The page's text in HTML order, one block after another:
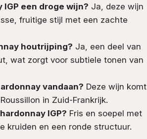
een droge wijn? Ja, deze wijn
fruitige stijl met een zachte
houtrijping? Ja, een deel van
wat zorgt voor subtiele tonen van
vandaan? Deze wijn komt
in Zuid-Frankrijk.
IGP? Fris en soepel met
kruiden en een ronde structuur.